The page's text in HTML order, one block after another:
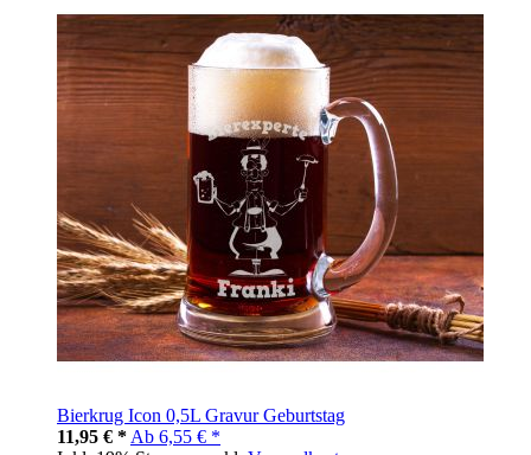
Bierkrug Icon 0,5L Gravur Geburtstag
11,95 € * Ab 6,55 € *